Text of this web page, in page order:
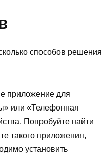
способов решения
приложение для
или «Телефонная
Попробуйте найти
такого приложения,
установить